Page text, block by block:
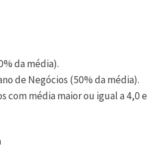
da média).
de Negócios (50% da média).
com média maior ou igual a 4,0 e